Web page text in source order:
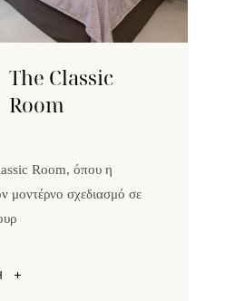
The Classic
Room
Room, όπου η
μοντέρνο σχεδιασμό σε